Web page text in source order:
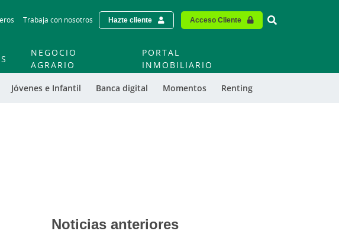
Trabaja con nosotros Hazte cliente Acceso Cliente Vinculo -
Jóvenes e Infantil Banca digital Momentos Renting
NEGOCIO
AGRARIO
PORTAL
INMOBILIARIO
Noticias anteriores